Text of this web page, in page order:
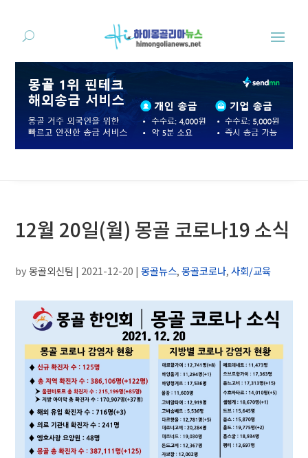
12월 20일(월) 몽골 코로나19 소식
by몽골외신팀 | 2021-12-20 |몽골뉴스,몽골코로나,사회/교육